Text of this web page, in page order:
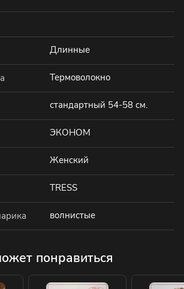
Длинные
Термоволокно
стандартный 54-58 см.
ЭКОНОМ
Женский
TRESS
волнистые
понравиться